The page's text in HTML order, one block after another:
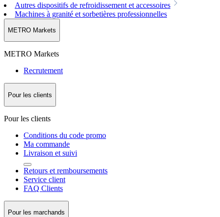
Autres dispositifs de refroidissement et accessoires
Machines à granité et sorbetières professionnelles
METRO Markets
METRO Markets
Recrutement
Pour les clients
Pour les clients
Conditions du code promo
Ma commande
Livraison et suivi
Retours et remboursements
Service client
FAQ Clients
Pour les marchands